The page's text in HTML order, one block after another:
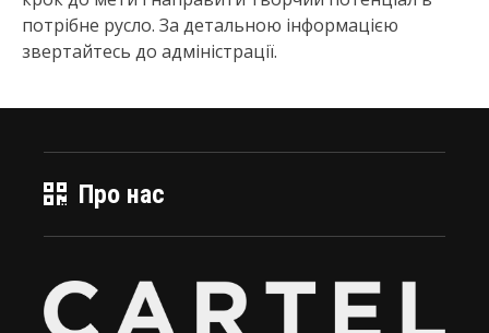
потрібне русло. За детальною інформацією
звертайтесь до адміністрації.
Про нас